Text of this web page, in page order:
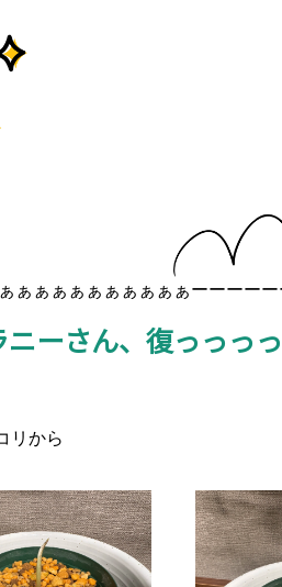
ぁぁぁぁぁぁぁぁぁぁーーーー
ニーさん、復っっっ
リから